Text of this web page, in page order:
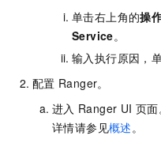
单击右上角的操
Service。
输入执行原因，
配置 Ranger。
进入 Ranger UI 页面。
详情请参见概述 。